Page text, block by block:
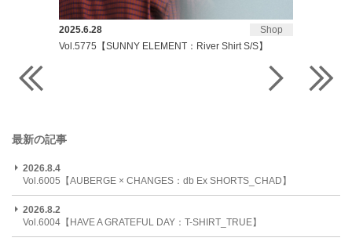
Shop
2025.6.28
Vol.5775【SUNNY ELEMENT：River Shirt S/S】
最新の記事
2026.8.4
Vol.6005【AUBERGE × CHANGES：db Ex SHORTS_CHAD】
2026.8.2
Vol.6004【HAVE A GRATEFUL DAY：T-SHIRT_TRUE】